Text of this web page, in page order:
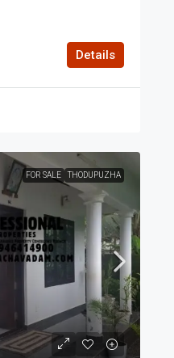
Details
FOR SALE THODUPUZHA